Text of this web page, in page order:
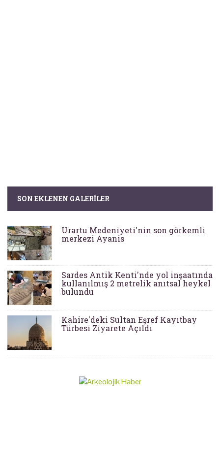
SON EKLENEN GALERILER
Urartu Medeniyeti'nin son görkemli
merkezi Ayanis
Sardes Antik Kenti'nde yol inşaatında
kullanılmış 2 metrelik anıtsal heykel
bulundu
Kahire'deki Sultan Eşref Kayıtbay
Türbesi Ziyarete Açıldı